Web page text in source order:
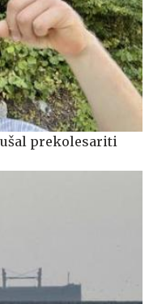
prekolesariti